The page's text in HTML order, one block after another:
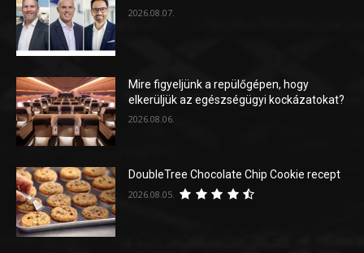
2026.08.07.
Mire figyeljünk a repülőgépen, hogy
elkerüljük az egészségügyi kockázatokat?
2026.08.06.
DoubleTree Chocolate Chip Cookie recept
2026.08.05.